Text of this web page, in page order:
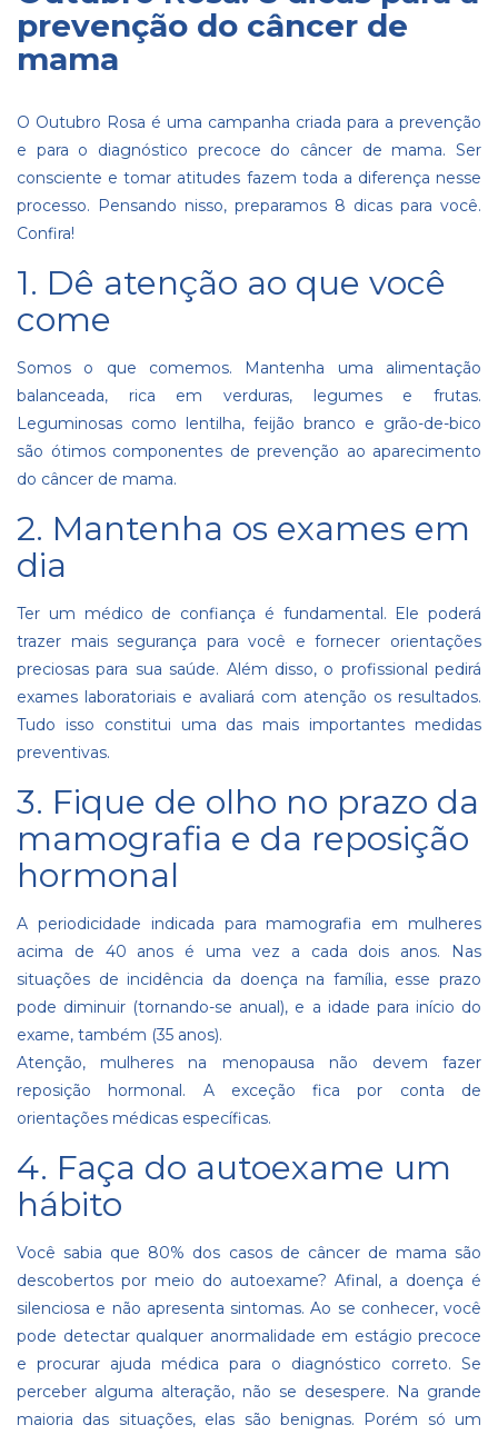
prevenção do câncer de
mama
O Outubro Rosa é uma campanha criada para a prevenção
e para o diagnóstico precoce do câncer de mama. Ser
consciente e tomar atitudes fazem toda a diferença nesse
processo. Pensando nisso, preparamos 8 dicas para você.
Confira!
1. Dê atenção ao que você
come
Somos o que comemos. Mantenha uma alimentação
balanceada, rica em verduras, legumes e frutas.
Leguminosas como lentilha, feijão branco e grão-de-bico
são ótimos componentes de prevenção ao aparecimento
do câncer de mama.
2. Mantenha os exames em
dia
Ter um médico de confiança é fundamental. Ele poderá
trazer mais segurança para você e fornecer orientações
preciosas para sua saúde. Além disso, o profissional pedirá
exames laboratoriais e avaliará com atenção os resultados.
Tudo isso constitui uma das mais importantes medidas
preventivas.
3. Fique de olho no prazo da
mamografia e da reposição
hormonal
A periodicidade indicada para mamografia em mulheres
acima de 40 anos é uma vez a cada dois anos. Nas
situações de incidência da doença na família, esse prazo
pode diminuir (tornando-se anual), e a idade para início do
exame, também (35 anos).
Atenção, mulheres na menopausa não devem fazer
reposição hormonal. A exceção fica por conta de
orientações médicas específicas.
4. Faça do autoexame um
hábito
Você sabia que 80% dos casos de câncer de mama são
descobertos por meio do autoexame? Afinal, a doença é
silenciosa e não apresenta sintomas. Ao se conhecer, você
pode detectar qualquer anormalidade em estágio precoce
e procurar ajuda médica para o diagnóstico correto. Se
perceber alguma alteração, não se desespere. Na grande
maioria das situações, elas são benignas. Porém só um